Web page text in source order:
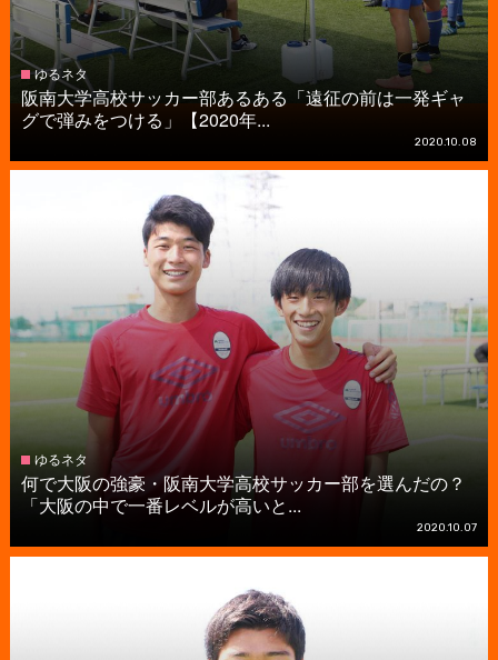
ゆるネタ
阪南大学高校サッカー部あるある「遠征の前は一発ギャ
グで弾みをつける」【2020年...
2020.10.08
ゆるネタ
何で大阪の強豪・阪南大学高校サッカー部を選んだの？
「大阪の中で一番レベルが高いと...
2020.10.07